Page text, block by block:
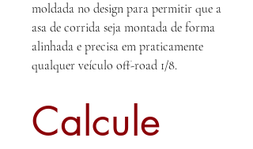
moldada no design para permitir que a
asa de corrida seja montada de forma
alinhada e precisa em praticamente
qualquer veículo off-road 1/8.
Calcule